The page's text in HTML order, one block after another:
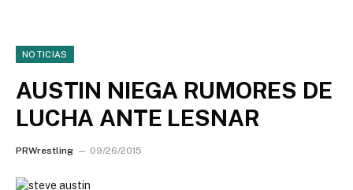
NOTICIAS
AUSTIN NIEGA RUMORES DE
LUCHA ANTE LESNAR
PRWrestling 09/26/2015